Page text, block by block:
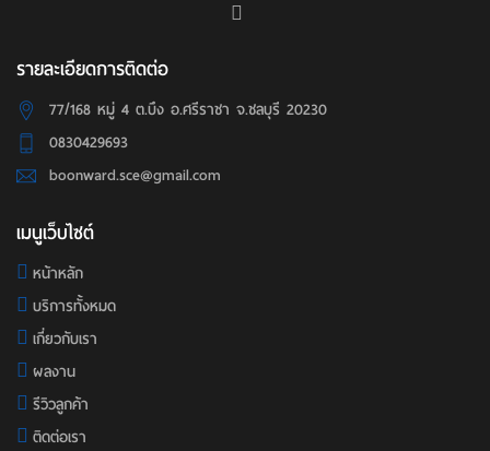
รายละเอียดการติดต่อ
77/168 หมู่ 4 ต.บึง อ.ศรีราชา จ.ชลบุรี 20230
0830429693
boonward.sce@gmail.com
เมนูเว็บไซต์
หน้าหลัก
บริการทั้งหมด
เกี่ยวกับเรา
ผลงาน
รีวิวลูกค้า
ติดต่อเรา